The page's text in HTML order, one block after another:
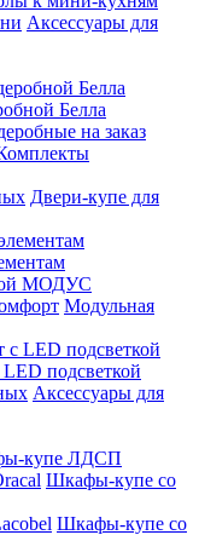
Аксессуары для
Белла
на заказ
Двери-купе для
МОДУС
Модульная
подсветкой
Аксессуары для
купе ЛДСП
Шкафы-купе со
Шкафы-купе со